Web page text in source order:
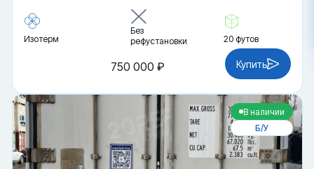
Изотерм
Без
рефустановки
20 футов
750 000 ₽ Купить
В наличии
Б/У